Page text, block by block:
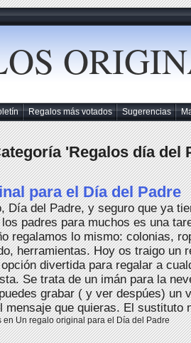
Regalos más votados Sugerencias
'Regalos día del
para el Día del Padre
Día del Padre, y seguro que ya
padres para muchos es una
regalamos lo mismo: colonias,
herramientas. Hoy os traigo un
divertida para regalar a
Se trata de un imán para la
grabar ( y ver despúes) un
mensaje que quieras. El sustituto
en Un regalo original para el Día del Padre